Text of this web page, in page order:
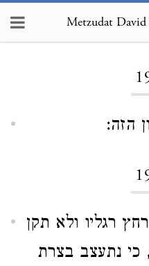
Metzudat
הזה:
רגליו ולא תקן
נתעצב בצרת